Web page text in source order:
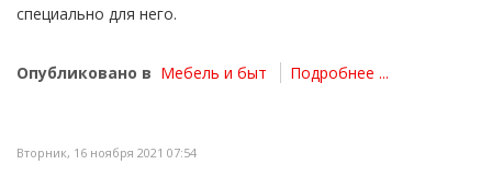
специально для него.
Опубликовано в Мебель и быт Подробнее ...
Вторник, 16 ноября 2021 07:54